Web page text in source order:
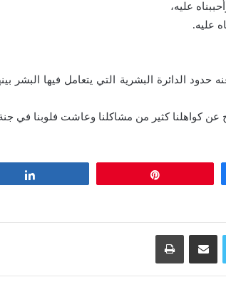
عليه،
عليه.
الدائرة البشرية التي يتعامل فيها البشر
عن كواهلنا كثير من مشاكلنا وعاشت فلوبنا في
مشاركة عبر البريد طباعة